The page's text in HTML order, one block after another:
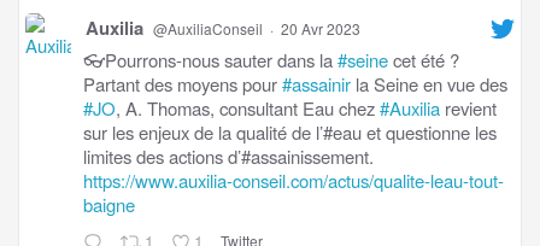
Auxilia @AuxiliaConseil · 20 Avr 2023
👓Pourrons-nous sauter dans la#seinecet été ?
Partant des moyens pour#assainir la Seine en vue des
#JO, A. Thomas, consultant Eau chez#Auxilia revient
sur les enjeux de la qualité de l’#eau et questionne les
limites des actions d’#assainissement.
https://www.auxilia-conseil.com/actus/qualite-leau-tout-
baigne
Twitter